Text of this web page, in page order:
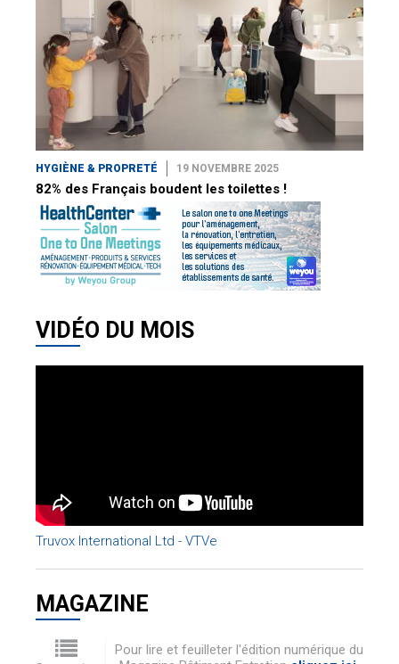
HYGIÈNE & PROPRETÉ 19 NOVEMBRE 2025
82% des Français boudent les toilettes !
VIDÉO DU MOIS
Truvox International Ltd - VTVe
MAGAZINE
Pour lire et feuilleter l'édition numérique du